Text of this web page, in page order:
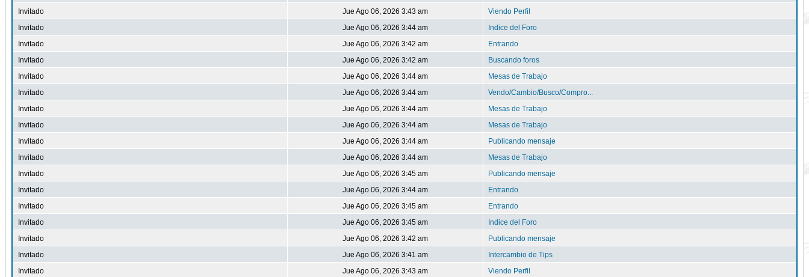
Invitado
Jue Ago 06, 2026 3:43 am
Viendo Perfil
Invitado
Jue Ago 06, 2026 3:44 am
Indice del Foro
Invitado
Jue Ago 06, 2026 3:42 am
Entrando
Invitado
Jue Ago 06, 2026 3:42 am
Buscando foros
Invitado
Jue Ago 06, 2026 3:44 am
Mesas de Trabajo
Invitado
Jue Ago 06, 2026 3:44 am
Vendo/Cambio/Busco/Compro...
Invitado
Jue Ago 06, 2026 3:44 am
Mesas de Trabajo
Invitado
Jue Ago 06, 2026 3:44 am
Mesas de Trabajo
Invitado
Jue Ago 06, 2026 3:44 am
Publicando mensaje
Invitado
Jue Ago 06, 2026 3:44 am
Mesas de Trabajo
Invitado
Jue Ago 06, 2026 3:45 am
Publicando mensaje
Invitado
Jue Ago 06, 2026 3:44 am
Entrando
Invitado
Jue Ago 06, 2026 3:45 am
Entrando
Invitado
Jue Ago 06, 2026 3:45 am
Indice del Foro
Invitado
Jue Ago 06, 2026 3:42 am
Publicando mensaje
Invitado
Jue Ago 06, 2026 3:41 am
Intercambio de Tips
Invitado
Jue Ago 06, 2026 3:43 am
Viendo Perfil